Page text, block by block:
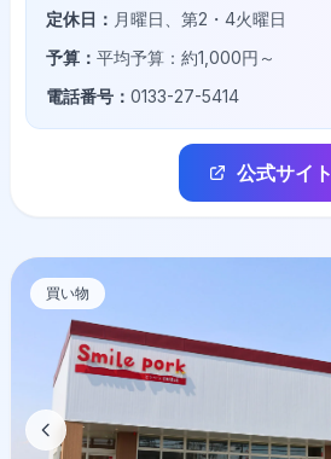
定休日： 月曜日、第2・4火曜日
予算： 平均予算：約1,000円～
電話番号： 0133-27-5414
公式サイト
買い物